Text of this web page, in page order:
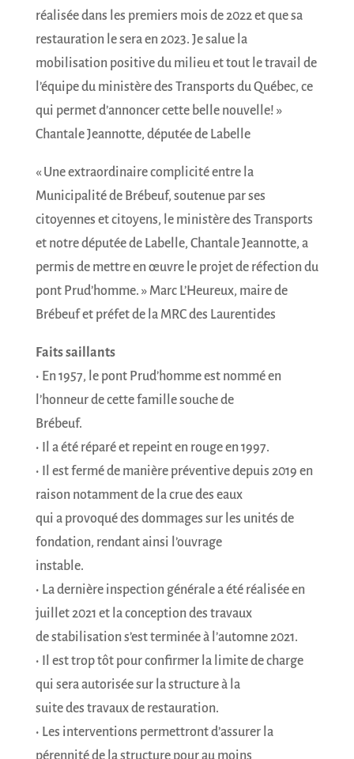
réalisée dans les premiers mois de 2022 et que sa
restauration le sera en 2023. Je salue la
mobilisation positive du milieu et tout le travail de
l’équipe du ministère des Transports du Québec, ce
qui permet d’annoncer cette belle nouvelle! »
Chantale Jeannotte, députée de Labelle
« Une extraordinaire complicité entre la
Municipalité de Brébeuf, soutenue par ses
citoyennes et citoyens, le ministère des Transports
et notre députée de Labelle, Chantale Jeannotte, a
permis de mettre en œuvre le projet de réfection du
pont Prud’homme. » Marc L’Heureux, maire de
Brébeuf et préfet de la MRC des Laurentides
Faits saillants
• En 1957, le pont Prud’homme est nommé en
l’honneur de cette famille souche de
Brébeuf.
• Il a été réparé et repeint en rouge en 1997.
• Il est fermé de manière préventive depuis 2019 en
raison notamment de la crue des eaux
qui a provoqué des dommages sur les unités de
fondation, rendant ainsi l’ouvrage
instable.
• La dernière inspection générale a été réalisée en
juillet 2021 et la conception des travaux
de stabilisation s’est terminée à l’automne 2021.
• Il est trop tôt pour confirmer la limite de charge
qui sera autorisée sur la structure à la
suite des travaux de restauration.
• Les interventions permettront d’assurer la
pérennité de la structure pour au moins